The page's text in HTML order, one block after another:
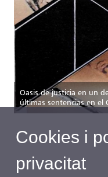
Oasis de justicia en un
últimas sentencias en el
Cookies i
privacitat